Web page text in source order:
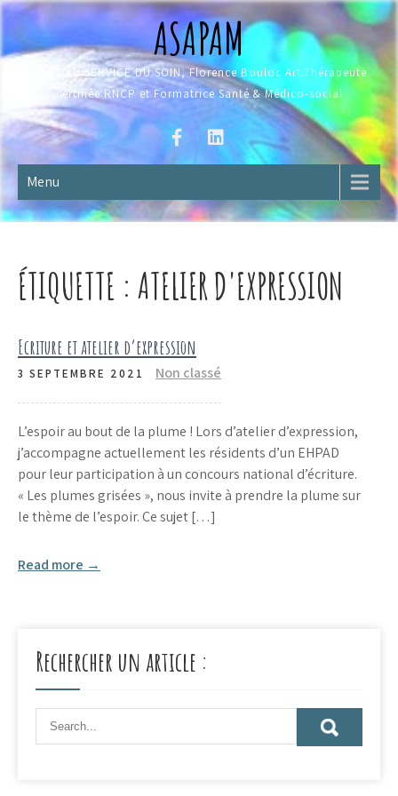
Skip
content
ASAPAM
L'ART AU SERVICE DU SOIN, Florence Bouloc Art.Thérapeute
certifiée RNCP et Formatrice Santé & Médico-social
Menu
ÉTIQUETTE : ATELIER D'EXPRESSION
Ecriture et atelier d’expression
3 SEPTEMBRE 2021 Non classé
L’espoir au bout de la plume ! Lors d’atelier d’expression,
j’accompagne actuellement les résidents d’un EHPAD
pour leur participation à un concours national d’écriture.
« Les plumes grisées », nous invite à prendre la plume sur
le thème de l’espoir. Ce sujet […]
Read more →
Rechercher un article :